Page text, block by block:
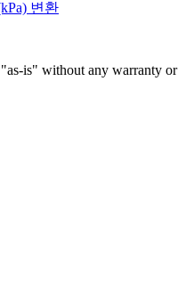
변환
is" without any warranty or